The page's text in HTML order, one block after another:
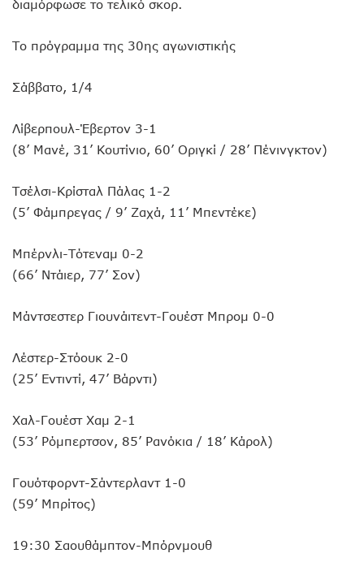
διαμόρφωσε το τελικό σκορ.
Το πρόγραμμα της 30ης αγωνιστικής
Σάββατο, 1/4
Λίβερπουλ-Έβερτον 3-1
(8’ Μανέ, 31’ Κουτίνιο, 60’ Οριγκί / 28’ Πένινγκτον)
Τσέλσι-Κρίσταλ Πάλας 1-2
(5’ Φάμπρεγας / 9’ Ζαχά, 11’ Μπεντέκε)
Μπέρνλι-Τότεναμ 0-2
(66’ Ντάιερ, 77’ Σον)
Μάντσεστερ Γιουνάιτεντ-Γουέστ Μπρομ 0-0
Λέστερ-Στόουκ 2-0
(25’ Εντιντί, 47’ Βάρντι)
Χαλ-Γουέστ Χαμ 2-1
(53’ Ρόμπερτσον, 85’ Ρανόκια / 18’ Κάρολ)
Γουότφορντ-Σάντερλαντ 1-0
(59’ Μπρίτος)
19:30 Σαουθάμπτον-Μπόρνμουθ